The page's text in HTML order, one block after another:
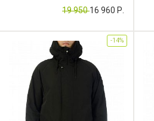
Артикул: CB000033644
19 95016 960 Р.
-14%